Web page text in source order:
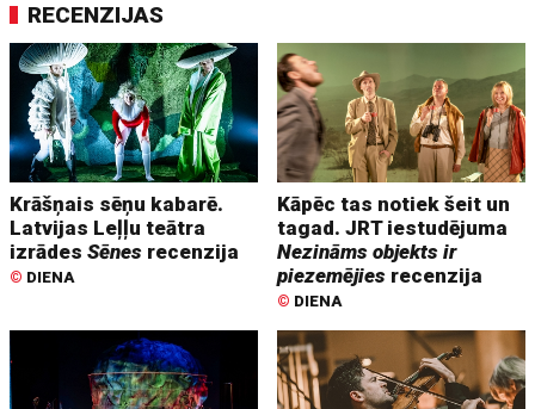
RECENZIJAS
Krāšņais sēņu kabarē.
Latvijas Leļļu teātra
izrādesSēnes recenzija
© DIENA
Kāpēc tas notiek šeit un
tagad. JRT iestudējuma
Nezināms objekts ir
piezemējies recenzija
© DIENA